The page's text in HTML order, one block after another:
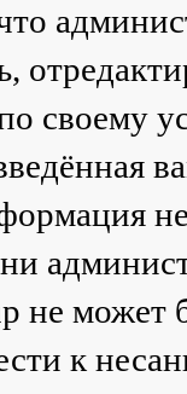
что
своему
может
к